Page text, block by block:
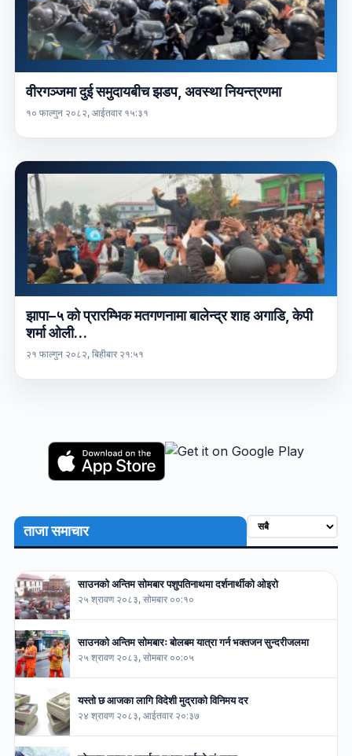
वीरगञ्जमा दुई समुदायबीच झडप, अवस्था नियन्त्रणमा
१० फाल्गुन २०८२, आईतवार १५:३१
झापा–५ को प्रारम्भिक मतगणनामा बालेन्द्र शाह अगाडि, केपी
शर्मा ओली…
२१ फाल्गुन २०८२, बिहीबार २१:५१
ताजा समाचार
साउनको अन्तिम सोमबार पशुपतिनाथमा दर्शनार्थीको ओइरो
२५ श्रावण २०८३, सोमबार ००:१०
साउनको अन्तिम सोमबारः बोलबम यात्रा गर्न भक्तजन सुन्दरीजलमा
२५ श्रावण २०८३, सोमबार ००:०५
यस्तो छ आजका लागि विदेशी मुद्राको विनिमय दर
२४ श्रावण २०८३, आईतवार २०:३७